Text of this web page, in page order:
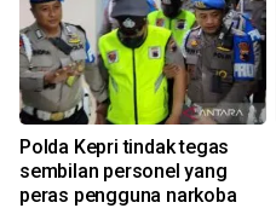
Polda Kepri tindak tegas
sembilan personel yang
peras pengguna narkoba